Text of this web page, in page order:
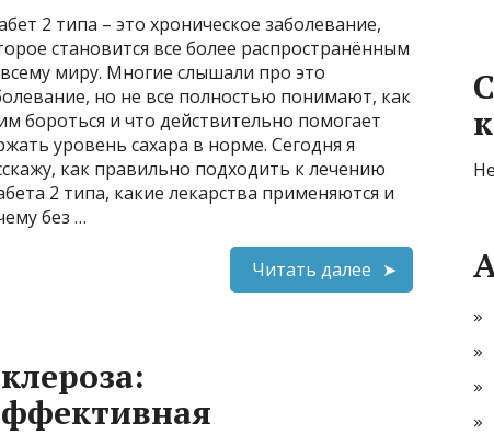
2 типа – это хроническое заболевание,
становится все более распространённым
миру. Многие слышали про это
но не все полностью понимают, как
бороться и что действительно помогает
уровень сахара в норме. Сегодня я
как правильно подходить к лечению
2 типа, какие лекарства применяются и
без …
Читать далее